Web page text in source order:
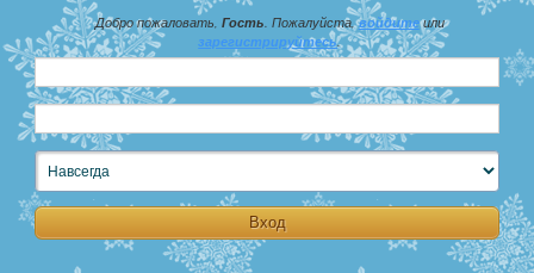
Добро пожаловать, Гость . Пожалуйста,войдитеили
зарегистрируйтесь.